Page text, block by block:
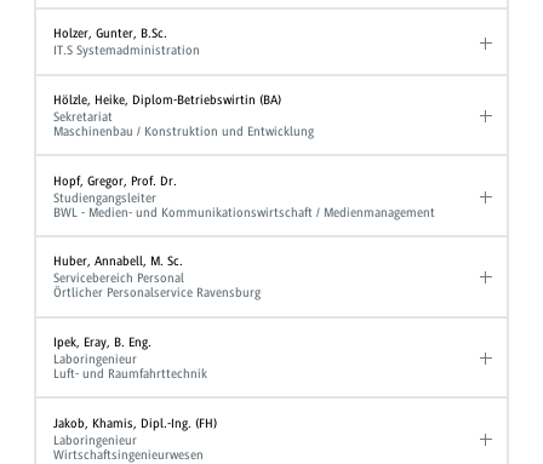
Holzer, Gunter, B.Sc.
IT.S Systemadministration
Hölzle, Heike, Diplom-Betriebswirtin (BA)
Sekretariat
Maschinenbau / Konstruktion und Entwicklung
Hopf, Gregor, Prof. Dr.
Studiengangsleiter
BWL - Medien- und Kommunikationswirtschaft / Medienmanagement
Huber, Annabell, M. Sc.
Servicebereich Personal
Örtlicher Personalservice Ravensburg
Ipek, Eray, B. Eng.
Laboringenieur
Luft- und Raumfahrttechnik
Jakob, Khamis, Dipl.-Ing. (FH)
Laboringenieur
Wirtschaftsingenieurwesen